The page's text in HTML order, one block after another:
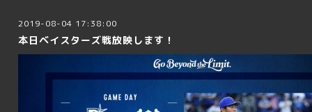
2019-08-04 17:38:00
本日ベイスターズ戦放映します！